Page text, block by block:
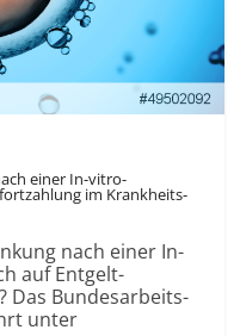
einer In-vitro-
im Krankheits­
nach einer In-
auf Entgelt­
Das Bundes­arbeits­
unter